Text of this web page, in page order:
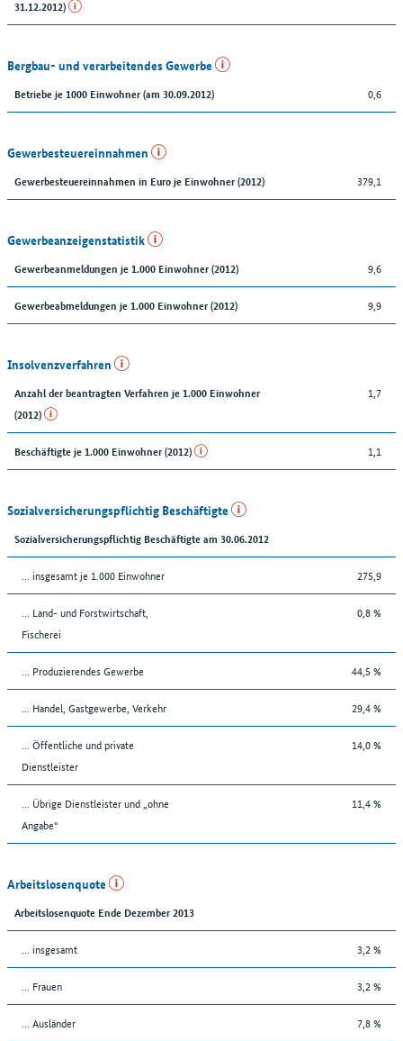
31.12.2012)
Bergbau- und verarbeitendes Gewerbe
Betriebe je 1000 Einwohner (am 30.09.2012) 0,6
Gewerbesteuereinnahmen
Gewerbesteuereinnahmen in Euro je Einwohner (2012) 379,1
Gewerbeanzeigenstatistik
Gewerbeanmeldungen je 1.000 Einwohner (2012) 9,6
Gewerbeabmeldungen je 1.000 Einwohner (2012) 9,9
Insolvenzverfahren
Anzahl der beantragten Verfahren je 1.000 Einwohner
(2012)
1,7
Beschäftigte je 1.000 Einwohner (2012) 1,1
Sozialversicherungspflichtig Beschäftigte
Sozialversicherungspflichtig Beschäftigte am 30.06.2012
… insgesamt je 1.000 Einwohner 275,9
... Land- und Forstwirtschaft,
Fischerei
0,8 %
... Produzierendes Gewerbe 44,5 %
... Handel, Gastgewerbe, Verkehr 29,4 %
... Öffentliche und private
Dienstleister
14,0 %
... Übrige Dienstleister und „ohne
Angabe“
11,4 %
Arbeitslosenquote
Arbeitslosenquote Ende Dezember 2013
... insgesamt 3,2 %
... Frauen 3,2 %
... Ausländer 7,8 %